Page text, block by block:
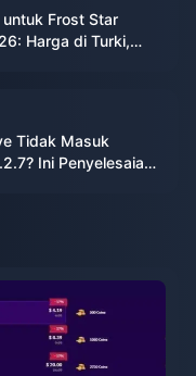
Frost Star
Harga di Turki,
Tidak Masuk
Ini Penyelesaian